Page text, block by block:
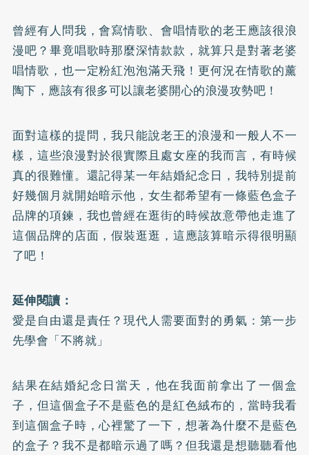
曾經有人問我，會寫情歌、會唱情歌的老王應該很浪
漫吧？畢竟唱歌時那麼深情款款，就算只是對著老婆
唱情歌，也一定粉紅泡泡滿天飛！更何況在情歌的薰
陶下，應該有很多可以讓老婆開心的浪漫攻勢吧！
面對這樣的提問，我只能說老王的浪漫和一般人不一
樣，這些浪漫對於很實際且處女座的我而言，有時候
真的很難懂。還記得某一年結婚紀念日，我特別提前
好幾個月就開始暗示他，女生都希望有一條藍色盒子
品牌的項鍊，我也曾經在逛街的時候故意帶他走進了
這個品牌的店面，假裝逛逛，這應該算暗示得很明顯
了吧！
延伸閱讀：
愛是自由還是責任？現代人需要面對的勇氣：第一步
先學會「不將就」
結果在結婚紀念日當天，他在我面前拿出了一個盒
子，但這個盒子不是藍色的是紅色絨布的，當時我看
到這個盒子時，心裡驚了一下，想著為什麼不是藍色
的盒子？我不是都暗示過了嗎？但我還是想聽聽看他